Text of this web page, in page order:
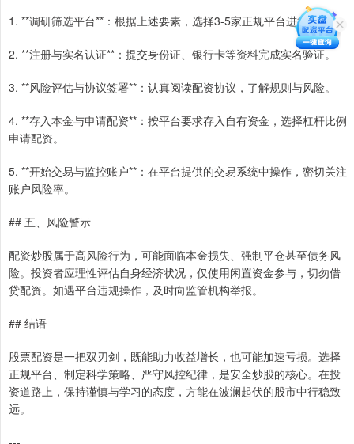
1. **调研筛选平台**：根据上述要素，选择3-5家正规平台进行对比。
2. **注册与实名认证**：提交身份证、银行卡等资料完成实名验证。
3. **风险评估与协议签署**：认真阅读配资协议，了解规则与风险。
4. **存入本金与申请配资**：按平台要求存入自有资金，选择杠杆比例
申请配资。
5. **开始交易与监控账户**：在平台提供的交易系统中操作，密切关注
账户风险率。
## 五、风险警示
配资炒股属于高风险行为，可能面临本金损失、强制平仓甚至债务风
险。投资者应理性评估自身经济状况，仅使用闲置资金参与，切勿借
贷配资。如遇平台违规操作，及时向监管机构举报。
## 结语
股票配资是一把双刃剑，既能助力收益增长，也可能加速亏损。选择
正规平台、制定科学策略、严守风控纪律，是安全炒股的核心。在投
资道路上，保持谨慎与学习的态度，方能在波澜起伏的股市中行稳致
远。